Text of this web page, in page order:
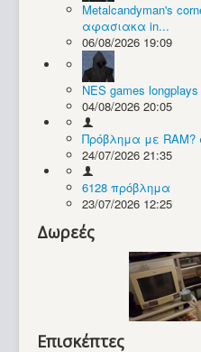
Metalcandyman's
αφασιακα in...
06/08/2026 19:09
NES games
04/08/2026 20:05
Πρόβλημα με RAM?
24/07/2026 21:35
6128 πρόβλημα
23/07/2026 12:25
Δωρεές
Επισκέπτες